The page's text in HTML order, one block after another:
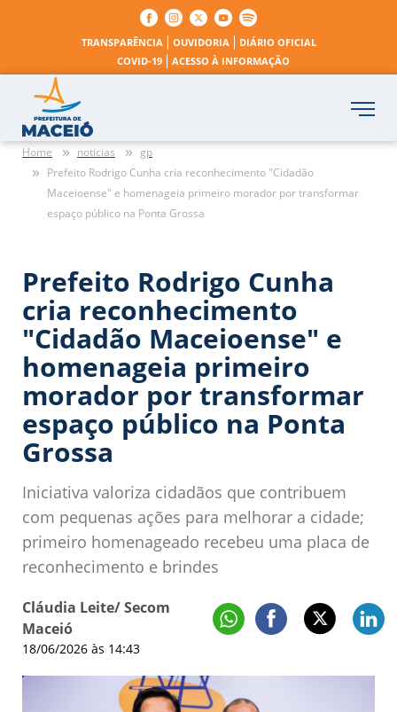
TRANSPARÊNCIA OUVIDORIA
DIÁRIO OFICIAL
COVID-19
ACESSO À INFORMAÇÃO
Home noticias
gp
Prefeito Rodrigo Cunha cria reconhecimento "Cidadão
Maceioense" e homenageia primeiro morador por transformar
espaço público na Ponta Grossa
Prefeito Rodrigo Cunha
cria reconhecimento
"Cidadão Maceioense" e
homenageia primeiro
morador por transformar
espaço público na Ponta
Grossa
Iniciativa valoriza cidadãos que contribuem
com pequenas ações para melhorar a cidade;
primeiro homenageado recebeu uma placa de
reconhecimento e brindes
Cláudia Leite/ Secom
Maceió
18/06/2026 às 14:43